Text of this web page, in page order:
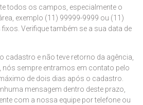
todos os campos, especialmente o
exemplo (11) 99999-9999 ou (11)
Verifique também se a sua data de
cadastro e não teve retorno da agência,
nós sempre entramos em contato pelo
de dois dias após o cadastro.
mensagem dentro deste prazo,
com a nossa equipe por telefone ou